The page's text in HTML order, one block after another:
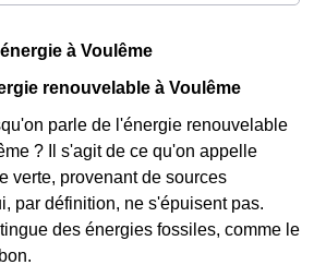
à Voulême
renouvelable à Voulême
parle de l'énergie renouvelable
? Il s'agit de ce qu'on appelle
verte, provenant de sources
par définition, ne s'épuisent pas.
des énergies fossiles, comme le